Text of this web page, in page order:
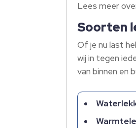
Lees meer
Soorten
Of je nu last
wij in tegen
van binnen en